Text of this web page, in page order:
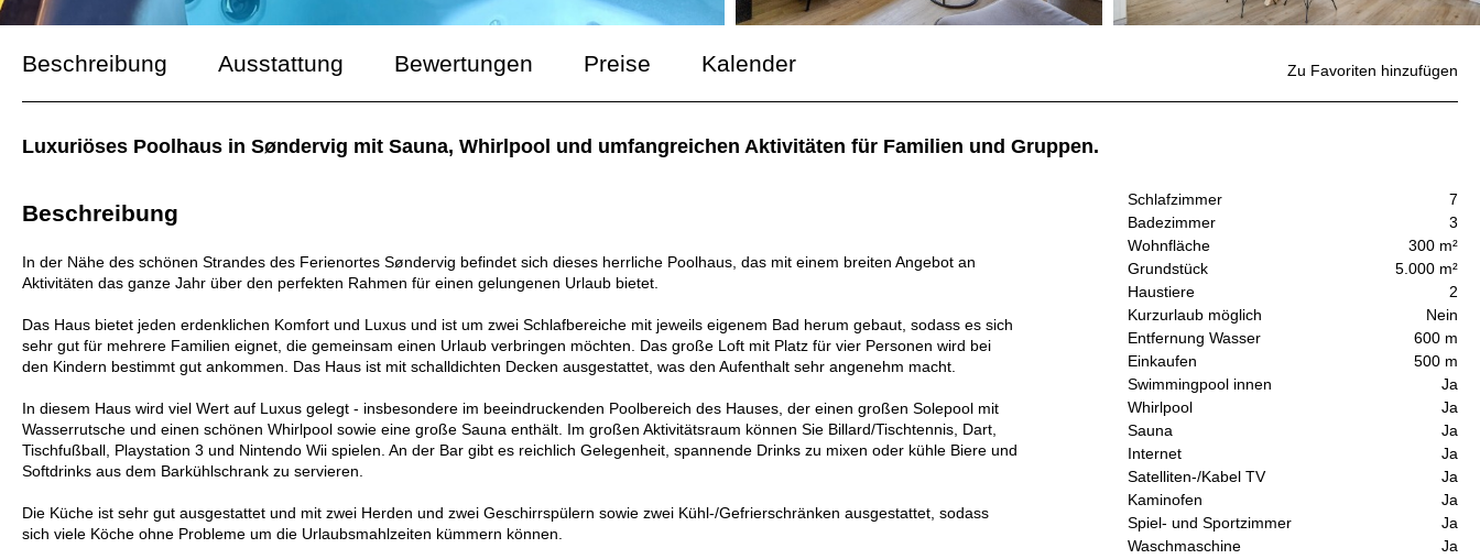
Beschreibung Ausstattung Bewertungen Preise Kalender
Luxuriöses Poolhaus in Søndervig mit Sauna, Whirlpool und umfangreichen Aktivitäten für Familien und Gruppen.
Schlafzimmer
7
Badezimmer
3
Wohnfläche
300 m²
Grundstück
5.000 m²
Haustiere
2
Kurzurlaub möglich
Nein
Entfernung Wasser
600 m
Einkaufen
500 m
Swimmingpool innen
Ja
Whirlpool
Ja
Sauna
Ja
Internet
Ja
Satelliten-/Kabel TV
Ja
Kaminofen
Ja
Spiel- und Sportzimmer
Ja
Waschmaschine
Ja
Zu Favoriten hinzufügen
Beschreibung
In der Nähe des schönen Strandes des Ferienortes Søndervig befindet sich dieses herrliche Poolhaus, das mit einem breiten Angebot an
Aktivitäten das ganze Jahr über den perfekten Rahmen für einen gelungenen Urlaub bietet.
Das Haus bietet jeden erdenklichen Komfort und Luxus und ist um zwei Schlafbereiche mit jeweils eigenem Bad herum gebaut, sodass es sich
sehr gut für mehrere Familien eignet, die gemeinsam einen Urlaub verbringen möchten. Das große Loft mit Platz für vier Personen wird bei
den Kindern bestimmt gut ankommen. Das Haus ist mit schalldichten Decken ausgestattet, was den Aufenthalt sehr angenehm macht.
In diesem Haus wird viel Wert auf Luxus gelegt - insbesondere im beeindruckenden Poolbereich des Hauses, der einen großen Solepool mit
Wasserrutsche und einen schönen Whirlpool sowie eine große Sauna enthält. Im großen Aktivitätsraum können Sie Billard/Tischtennis, Dart,
Tischfußball, Playstation 3 und Nintendo Wii spielen. An der Bar gibt es reichlich Gelegenheit, spannende Drinks zu mixen oder kühle Biere und
Softdrinks aus dem Barkühlschrank zu servieren.
Die Küche ist sehr gut ausgestattet und mit zwei Herden und zwei Geschirrspülern sowie zwei Kühl-/Gefrierschränken ausgestattet, sodass
sich viele Köche ohne Probleme um die Urlaubsmahlzeiten kümmern können.